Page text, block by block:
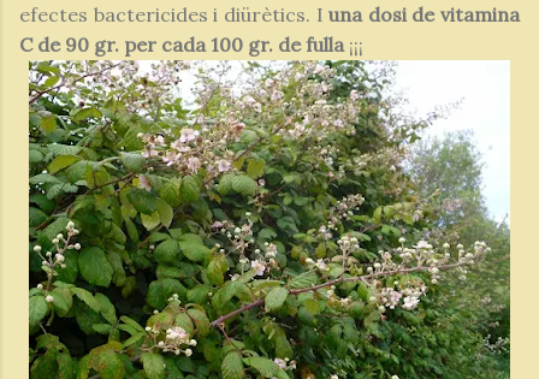
efectes bactericides i diürètics. I una dosi de vitamina
C de 90 gr. per cada 100 gr. de fulla ¡¡¡